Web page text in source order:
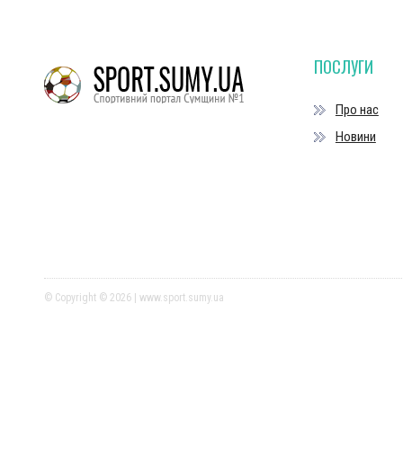
ПОСЛУГИ
Про нас
Новини
© Copyright © 2026 | www.sport.sumy.ua